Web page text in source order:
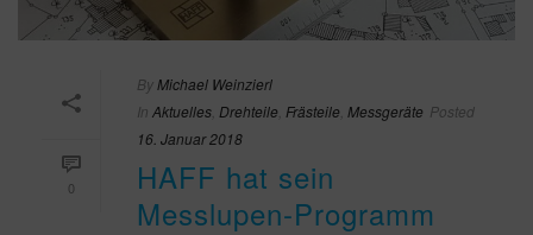
0
ByMichael Weinzierl
In Aktuelles Drehteile Frästeile Messgeräte Posted
16. Januar 2018
HAFF hat sein
Messlupen-Programm